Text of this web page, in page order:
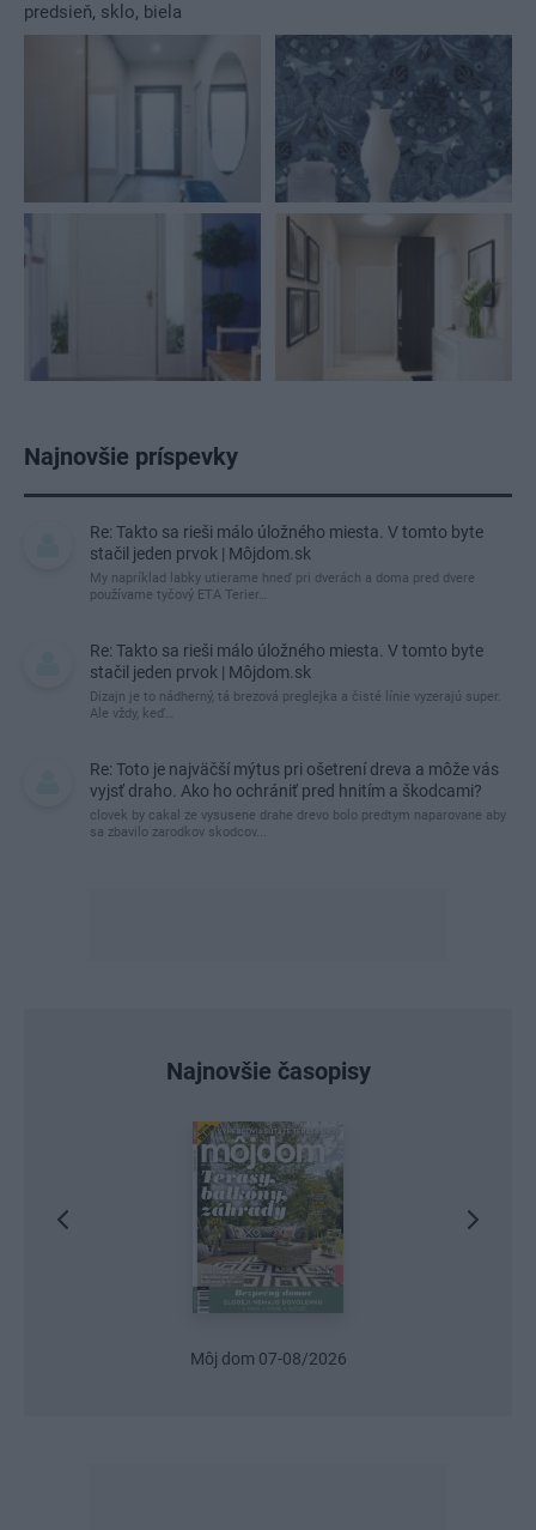
predsieň, sklo, biela
Najnovšie príspevky
Re: Takto sa rieši málo úložného miesta. V tomto byte
stačil jeden prvok | Môjdom.sk
My napríklad labky utierame hneď pri dverách a doma pred dvere
používame tyčový ETA Terier…
Re: Takto sa rieši málo úložného miesta. V tomto byte
stačil jeden prvok | Môjdom.sk
Dizajn je to nádherný, tá brezová preglejka a čisté línie vyzerajú super.
Ale vždy, keď…
Re: Toto je najväčší mýtus pri ošetrení dreva a môže vás
vyjsť draho. Ako ho ochrániť pred hnitím a škodcami?
clovek by cakal ze vysusene drahe drevo bolo predtym naparovane aby
sa zbavilo zarodkov skodcov...
Najnovšie časopisy
Môj dom 07-08/2026